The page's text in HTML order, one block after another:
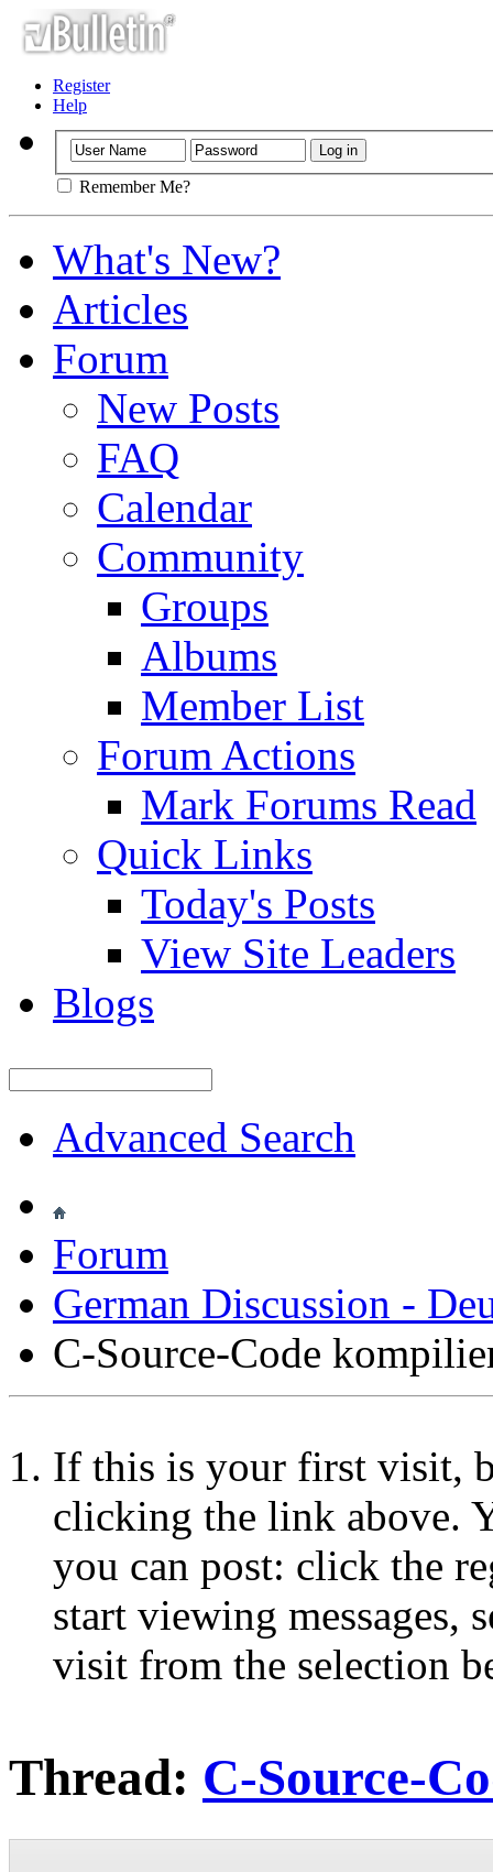
Register
Help
Remember Me?
What's New?
Articles
Forum
New Posts
FAQ
Calendar
Community
Groups
Albums
Member List
Forum Actions
Mark Forums Read
Quick Links
Today's Posts
View Site Leaders
Blogs
Advanced Search
Forum
German Discussion -
C-Source-Code
If this is your first visit,
clicking the link above.
you can post: click the
start viewing messages,
visit from the selection
Thread: C-Source-